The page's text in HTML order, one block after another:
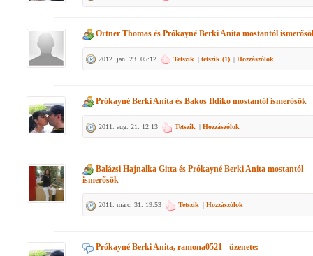
Ortner Thomas és Prókayné Berki Anita mostantól
2012. jan. 23. 05:12 Tetszik | tetszik (1) | Hozzászólok
Prókayné Berki Anita és Bakos Ildiko mostantól ismerősök
2011. aug. 21. 12:13 Tetszik | Hozzászólok
Balázsi Hajnalka Gitta és Prókayné Berki Anita mostantól
ismerősök
2011. márc. 31. 19:53 Tetszik | Hozzászólok
Prókayné Berki Anita, ramona0521 - üzenete: